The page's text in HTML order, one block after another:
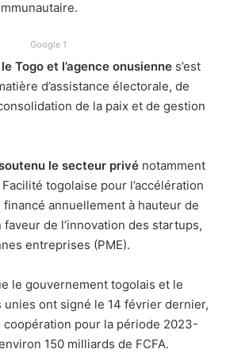
Google 1
Togo et l’agence onusienne s’est
d’assistance électorale, de
de la paix et de gestion
le secteur privé notamment
togolaise pour l’accélération
financé annuellement à hauteur de
faveur de l’innovation des startups,
entreprises (PME).
le gouvernement togolais et le
unies ont signé le 14 février dernier,
coopération pour la période 2023-
150 milliards de FCFA.